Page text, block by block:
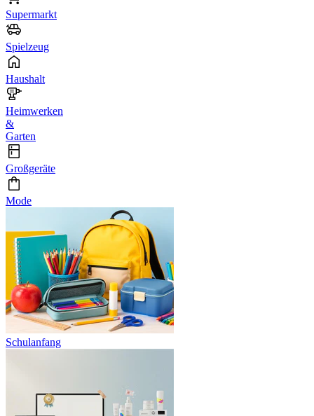
Supermarkt
Spielzeug
Haushalt
Heimwerken
&
Garten
Großgeräte
Mode
Schulanfang